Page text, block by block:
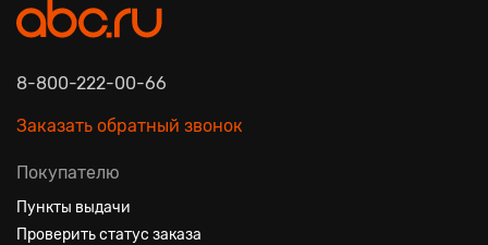
8-800-222-00-66
Заказать обратный звонок
Покупателю
Пункты выдачи
Проверить статус заказа